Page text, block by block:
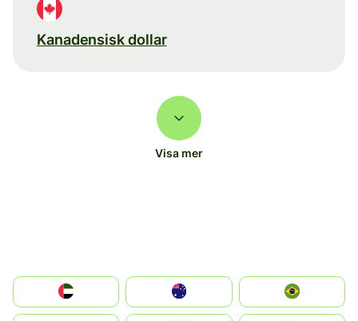
Kanadensisk dollar
Visa mer
الإمارات العربية المتحدة